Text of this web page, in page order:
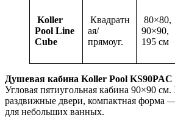
Koller
Pool Line
Cube
Квадратн
ая/
прямоуг.
80×80,
90×90,
195 см
Душевая кабина Koller Pool
Угловая пятиугольная кабина 90×90
раздвижные двери, компактная форма
для небольших ванных.